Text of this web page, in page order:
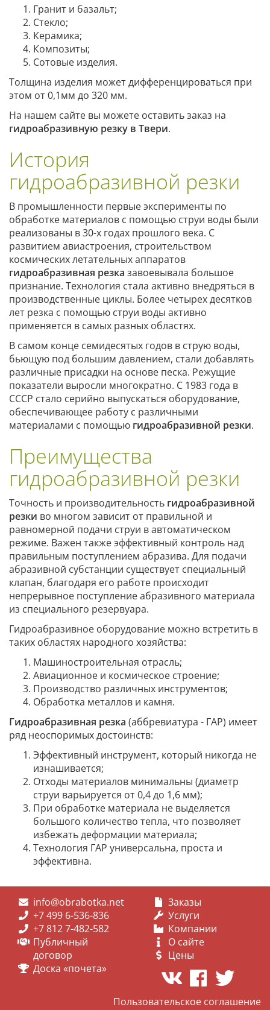
Гранит и базальт;
Стекло;
Керамика;
Композиты;
Сотовые изделия.
Толщина изделия может дифференцироваться при
этом от 0,1мм до 320 мм.
На нашем сайте вы можете оставить заказ на
гидроабразивную резку в Твери.
История
гидроабразивной резки
В промышленности первые эксперименты по
обработке материалов с помощью струи воды были
реализованы в 30-х годах прошлого века. С
развитием авиастроения, строительством
космических летательных аппаратов
гидроабразивная резка завоевывала большое
признание. Технология стала активно внедряться в
производственные циклы. Более четырех десятков
лет резка с помощью струи воды активно
применяется в самых разных областях.
В самом конце семидесятых годов в струю воды,
бьющую под большим давлением, стали добавлять
различные присадки на основе песка. Режущие
показатели выросли многократно. С 1983 года в
СССР стало серийно выпускаться оборудование,
обеспечивающее работу с различными
материалами с помощью гидроабразивной резки.
Преимущества
гидроабразивной резки
Точность и производительность гидроабразивной
резки во многом зависит от правильной и
равномерной подачи струи в автоматическом
режиме. Важен также эффективный контроль над
правильным поступлением абразива. Для подачи
абразивной субстанции существует специальный
клапан, благодаря его работе происходит
непрерывное поступление абразивного материала
из специального резервуара.
Гидроабразивное оборудование можно встретить в
таких областях народного хозяйства:
Машиностроительная отрасль;
Авиационное и космическое строение;
Производство различных инструментов;
Обработка металлов и камня.
Гидроабразивная резка (аббревиатура - ГАР) имеет
ряд неоспоримых достоинств:
Эффективный инструмент, который никогда не
изнашивается;
Отходы материалов минимальны (диаметр
струи варьируется от 0,4 до 1,6 мм);
При обработке материала не выделяется
большого количество тепла, что позволяет
избежать деформации материала;
Технология ГАР универсальна, проста и
эффективна.
info@obrabotka.net
+7 499 6-536-836
+7 812 7-482-582
Публичный
договор
Доска «почета»
Заказы
Услуги
Компании
О сайте
Цены
Пользовательское соглашение